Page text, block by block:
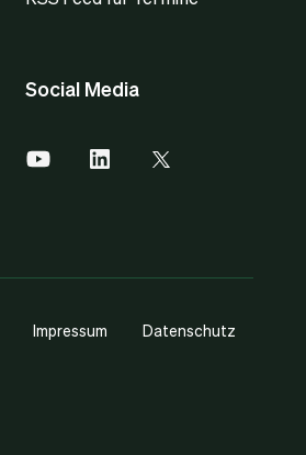
Social Media
Impressum Datenschutz